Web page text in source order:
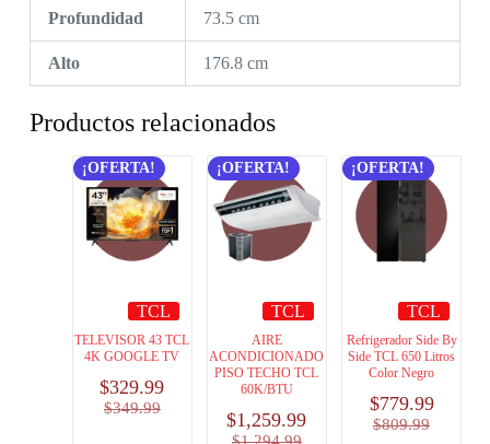
Profundidad 73.5 cm
Alto 176.8 cm
Productos relacionados
¡OFERTA!
TCL
TELEVISOR 43 TCL
4K GOOGLE TV
$349.99
$329.99
¡OFERTA!
TCL
AIRE
ACONDICIONADO
PISO TECHO TCL
60K/BTU
$1,259.99
¡OFERTA!
TCL
Refrigerador Side By
Side TCL 650 Litros
Color Negro
$809.99
$779.99